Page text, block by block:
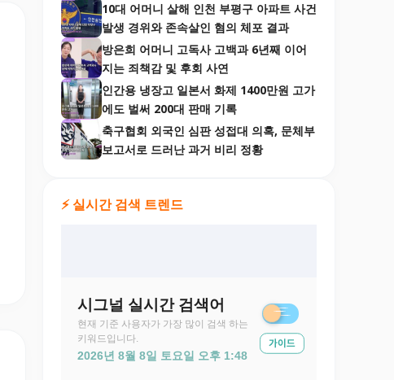
10대 어머니 살해 인천 부평구 아파트 사건
발생 경위와 존속살인 혐의 체포 결과
방은희 어머니 고독사 고백과 6년째 이어
지는 죄책감 및 후회 사연
인간용 냉장고 일본서 화제 1400만원 고가
에도 벌써 200대 판매 기록
축구협회 외국인 심판 성접대 의혹, 문체부
보고서로 드러난 과거 비리 정황
⚡ 실시간 검색 트렌드